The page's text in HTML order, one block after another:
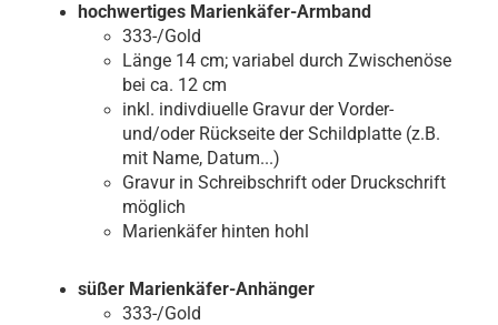
hochwertiges Marienkäfer-Armband
333-/Gold
Länge 14 cm; variabel durch Zwischenöse
bei ca. 12 cm
inkl. indivdiuelle Gravur der Vorder-
und/oder Rückseite der Schildplatte (z.B.
mit Name, Datum...)
Gravur in Schreibschrift oder Druckschrift
möglich
Marienkäfer hinten hohl
süßer Marienkäfer-Anhänger
333-/Gold